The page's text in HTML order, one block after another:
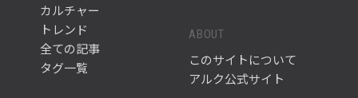
カルチャー
トレンド
全ての記事
タグ一覧
ABOUT
このサイトについて
アルク公式サイト